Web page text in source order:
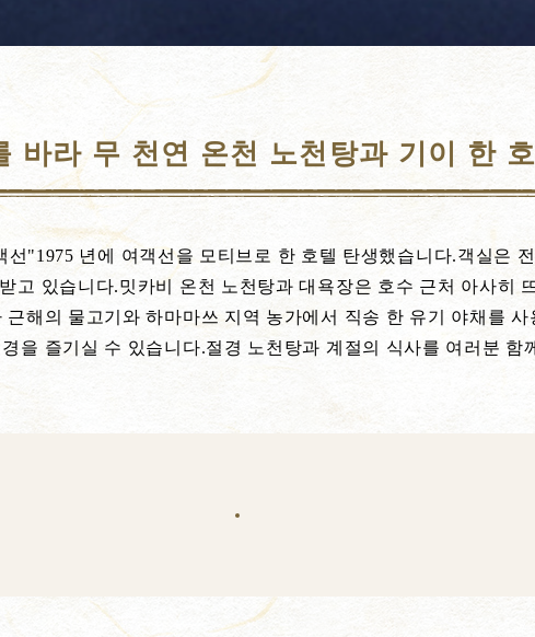
바라 무 천연 온천 노천탕과 기이 한
선"1975 년에 여객선을 모티브로 한 호텔 탄생했습니다.객실은
고 있습니다.밋카비 온천 노천탕과 대욕장은 호수 근처 아사히
해의 물고기와 하마마쓰 지역 농가에서 직송 한 유기 야채를 사
을 즐기실 수 있습니다.절경 노천탕과 계절의 식사를 여러분 함